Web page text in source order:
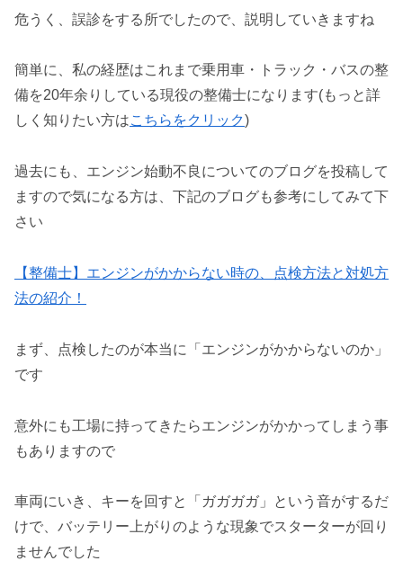
危うく、誤診をする所でしたので、説明していきますね
簡単に、私の経歴はこれまで乗用車・トラック・バスの整
備を20年余りしている現役の整備士になります(もっと詳
しく知りたい方はこちらをクリック)
過去にも、エンジン始動不良についてのブログを投稿して
ますので気になる方は、下記のブログも参考にしてみて下
さい
【整備士】エンジンがかからない時の、点検方法と対処方
法の紹介！
まず、点検したのが本当に「エンジンがかからないのか」
です
意外にも工場に持ってきたらエンジンがかかってしまう事
もありますので
車両にいき、キーを回すと「ガガガガ」という音がするだ
けで、バッテリー上がりのような現象でスターターが回り
ませんでした